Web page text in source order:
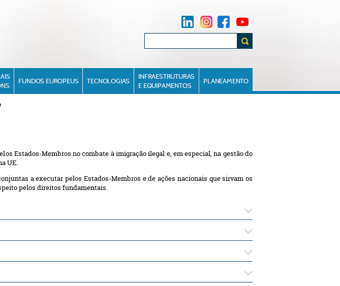
FUNDOS EUROPEUS TECNOLOGIAS
INFRAESTRUTURAS
E EQUIPAMENTOS
PLANEAMENTO
Estados-Membros no combate à imigração ilegal e, em especial, na gestão do
UE.
a executar pelos Estados-Membros e de ações nacionais que sirvam os
pelos direitos fundamentais.